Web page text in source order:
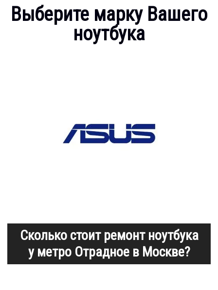
Выберите марку Вашего
ноутбука
Сколько стоит ремонт ноутбука
у метро Отрадное в Москве?